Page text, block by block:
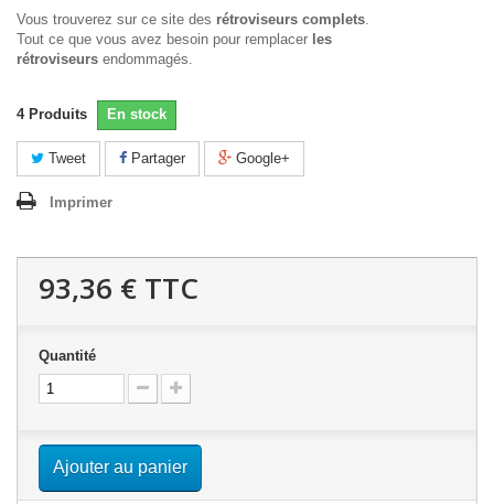
Vous trouverez sur ce site des rétroviseurs complets.
Tout ce que vous avez besoin pour remplacer les
rétroviseurs endommagés.
4 Produits En stock
Tweet Partager Google+
Imprimer
93,36 € TTC
Quantité
Ajouter au panier